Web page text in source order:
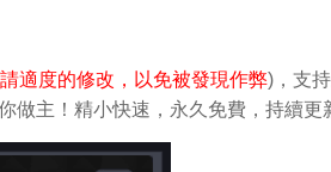
請適度的修改，以免被發現作弊)，支
主！精小快速，永久免費，持續更